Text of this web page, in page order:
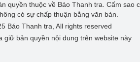
quyền thuộc về Báo Thanh tra. Cấm sao
có sự chấp thuận bằng văn bản.
Báo Thanh tra, All rights reserved
giữ bản quyền nội dung trên website này